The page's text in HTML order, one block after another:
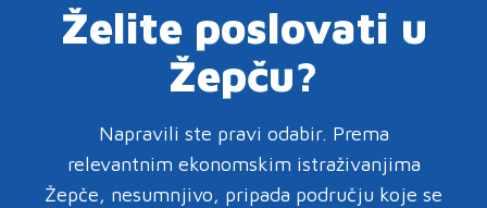
Želite poslovati u
Žepču?
Napravili ste pravi odabir. Prema
relevantnim ekonomskim istraživanjima
Žepče, nesumnjivo, pripada području koje se